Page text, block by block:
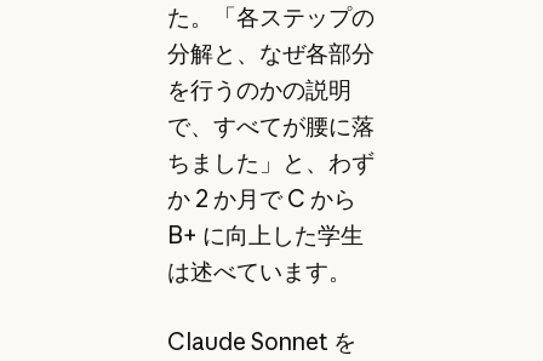
た。「各ステップの
分解と、なぜ各部分
を行うのかの説明
で、すべてが腰に落
ちました」と、わず
か 2 か月で C から
B+ に向上した学生
は述べています。
Claude Sonnet を